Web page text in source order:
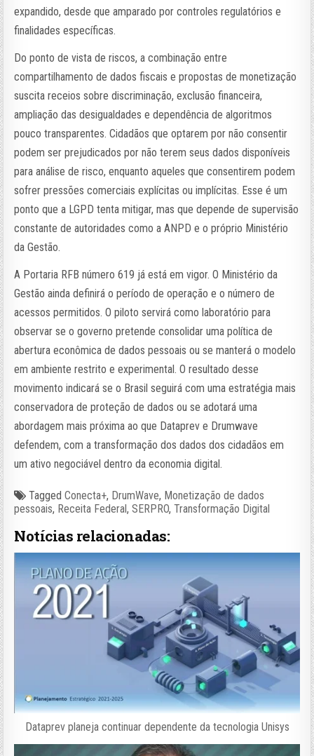
expandido, desde que amparado por controles regulatórios e
finalidades específicas.
Do ponto de vista de riscos, a combinação entre
compartilhamento de dados fiscais e propostas de monetização
suscita receios sobre discriminação, exclusão financeira,
ampliação das desigualdades e dependência de algoritmos
pouco transparentes. Cidadãos que optarem por não consentir
podem ser prejudicados por não terem seus dados disponíveis
para análise de risco, enquanto aqueles que consentirem podem
sofrer pressões comerciais explícitas ou implícitas. Esse é um
ponto que a LGPD tenta mitigar, mas que depende de supervisão
constante de autoridades como a ANPD e o próprio Ministério
da Gestão.
A Portaria RFB número 619 já está em vigor. O Ministério da
Gestão ainda definirá o período de operação e o número de
acessos permitidos. O piloto servirá como laboratório para
observar se o governo pretende consolidar uma política de
abertura econômica de dados pessoais ou se manterá o modelo
em ambiente restrito e experimental. O resultado desse
movimento indicará se o Brasil seguirá com uma estratégia mais
conservadora de proteção de dados ou se adotará uma
abordagem mais próxima ao que Dataprev e Drumwave
defendem, com a transformação dos dados dos cidadãos em
um ativo negociável dentro da economia digital.
TaggedConecta+, DrumWave, Monetização de dados
pessoais, Receita Federal,SERPRO,Transformação Digital
Notícias relacionadas:
Dataprev planeja continuar dependente da tecnologia Unisys